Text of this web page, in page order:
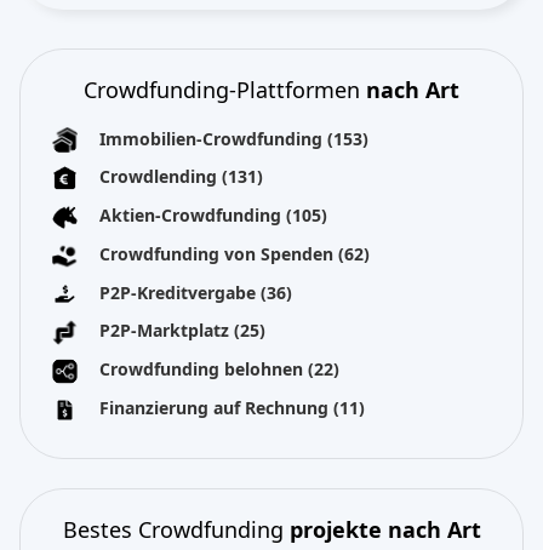
Crowdfunding-Plattformen nach Art
Immobilien-Crowdfunding (153)
Crowdlending (131)
Aktien-Crowdfunding (105)
Crowdfunding von Spenden (62)
P2P-Kreditvergabe (36)
P2P-Marktplatz (25)
Crowdfunding belohnen (22)
Finanzierung auf Rechnung (11)
Bestes Crowdfunding projekte nach Art